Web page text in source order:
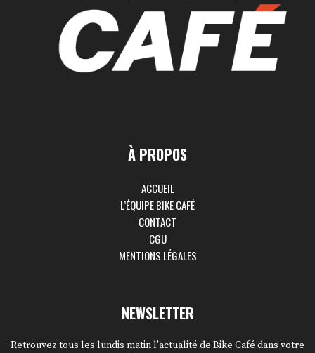
À PROPOS
ACCUEIL
L’ÉQUIPE BIKE CAFÉ
CONTACT
CGU
MENTIONS LÉGALES
NEWSLETTER
Retrouvez tous les lundis matin l'actualité de Bike Café dans votre